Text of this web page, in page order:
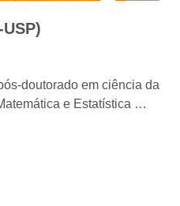
doutorado em ciência da
e Estatística …